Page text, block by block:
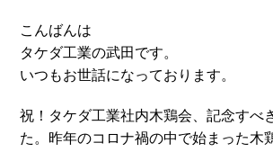
こんばんは
タケダ工業の武田です。
いつもお世話になっております。
祝！タケダ工業社内木鶏会、記念すべ
た。昨年のコロナ禍の中で始まった木